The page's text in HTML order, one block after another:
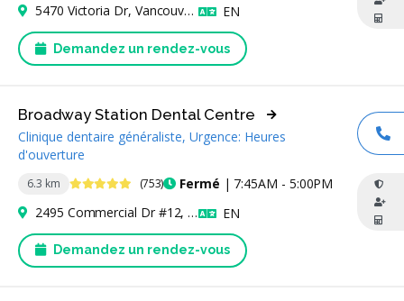
Demandez un rendez-vous
5470 Victoria Dr, Vancouver, BC V5P 3V8, Canada EN
6.3 km 4.8 étoiles (753) Fermé | 7:45AM - 5:00PM
Broadway Station Dental Centre
Clinique dentaire généraliste, Urgence: Heures
d'ouverture
Demandez un rendez-vous
2495 Commercial Dr #12, Vancouver, BC V5N 4B8, Canada EN